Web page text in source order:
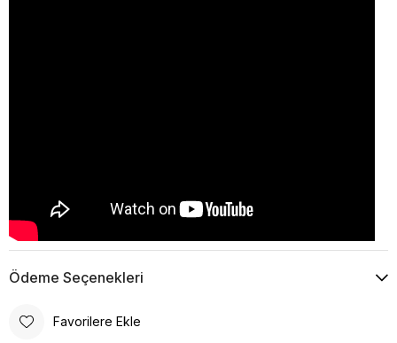
Ödeme Seçenekleri
Favorilere Ekle